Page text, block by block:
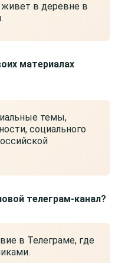
в деревне в
материалах
темы,
социального
телеграм-канал?
в Телеграме, где